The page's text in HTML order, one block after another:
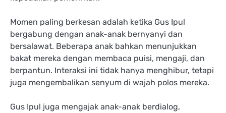
​Momen paling berkesan adalah ketika Gus Ipul
bergabung dengan anak-anak bernyanyi dan
bersalawat.​ Beberapa anak bahkan menunjukkan
bakat mereka dengan membaca puisi, mengaji, dan
berpantun. Interaksi ini tidak hanya menghibur, tetapi
juga mengembalikan senyum di wajah polos mereka.
Gus Ipul juga mengajak anak-anak berdialog,